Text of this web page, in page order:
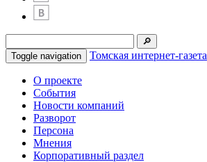
Toggle navigation Томская интернет-газета
О проекте
События
Новости компаний
Разворот
Персона
Мнения
Корпоративный раздел